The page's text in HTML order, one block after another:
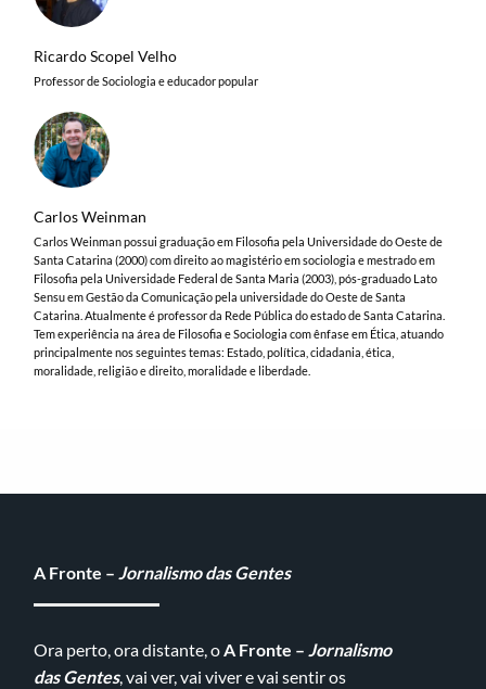
Ricardo Scopel Velho
Professor de Sociologia e educador popular
Carlos Weinman
Carlos Weinman possui graduação em Filosofia pela Universidade do Oeste de
Santa Catarina (2000) com direito ao magistério em sociologia e mestrado em
Filosofia pela Universidade Federal de Santa Maria (2003), pós-graduado Lato
Sensu em Gestão da Comunicação pela universidade do Oeste de Santa
Catarina. Atualmente é professor da Rede Pública do estado de Santa Catarina.
Tem experiência na área de Filosofia e Sociologia com ênfase em Ética, atuando
principalmente nos seguintes temas: Estado, política, cidadania, ética,
moralidade, religião e direito, moralidade e liberdade.
A Fronte – Jornalismo das Gentes
Ora perto, ora distante, oA Fronte – Jornalismo
das Gentes, vai ver, vai viver e vai sentir os